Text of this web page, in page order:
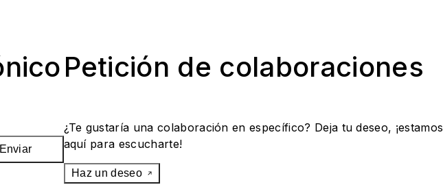
Enviar
Petición de colaboraciones
¿Te gustaría una colaboración en específico? Deja tu deseo, ¡estamos
aquí para escucharte!
Haz un deseo